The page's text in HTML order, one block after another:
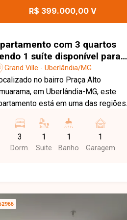
no bairro Grand Ville. Agende
deste imóvel.
R$ 399.000,00 V
com 3 quartos
1 suíte disponível para
no bairro Praça Alto
em Uberlândia-MG
Grand Ville - Uberlândia/MG
no bairro Praça Alto
em Uberlândia-MG, este
está em uma das regiões
oferecendo excelente
fácil acesso às principais
e proximidade com
e qualidade de vida. O
é um apartamento térreo com
3
Dorm.
1
Suite
1
Banho
1
Garagem